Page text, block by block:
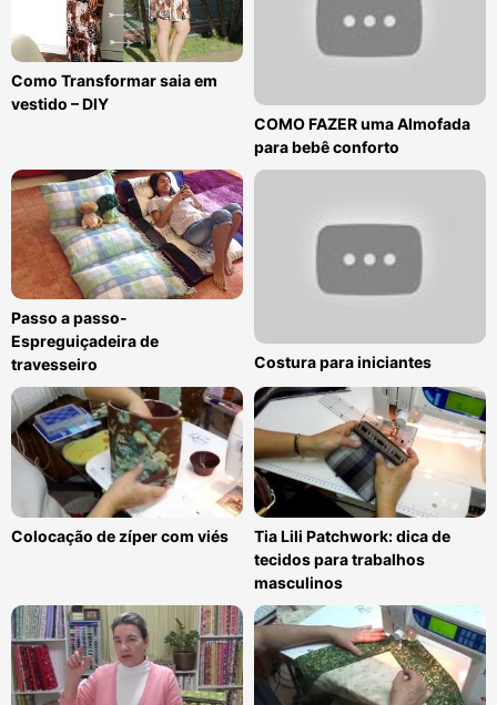
Como Transformar saia em
vestido – DIY
COMO FAZER uma Almofada
para bebê conforto
Passo a passo-
Espreguiçadeira de
travesseiro
Costura para iniciantes
Colocação de zíper com viés
Tia Lili Patchwork: dica de
tecidos para trabalhos
masculinos